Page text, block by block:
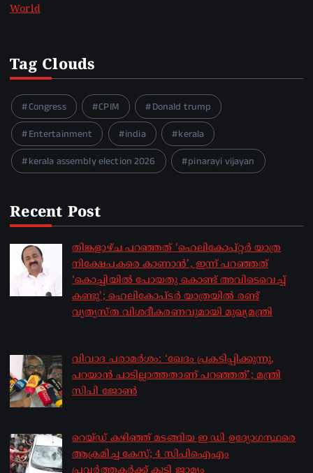
World
Tag Clouds
Congress CPIM
Donald trump
Entertainment
india
kerala
kerala assembly election 2026
pinarayi vijayan
Recent Post
തിങ്കളാഴ്ച പറഞ്ഞത് ‘ഹെലികോപ്റ്റർ യാത്ര
നിക്ഷേപകരെ കാണാൻ’, ഇന്ന് പറഞ്ഞത്
‘കൊച്ചിയിൽ പോയതു കൊണ്ട് അവിടെവെച്ച്
കണ്ടു’; ഹെലികോപ്ടർ യാത്രയിൽ രണ്ട്
വ്യത്യസ്ത വിശദീകരണവുമായി മുഖ്യമന്ത്രി
വിവാദ പരാമർശം: ‘ഖേദം പ്രകടിപ്പിക്കുന്നു,
പറയാൻ പാടില്ലാത്തതാണ് പറഞ്ഞത്’; മന്ത്രി
സിപി ജോൺ
റെയ്ഡ് കഴിഞ്ഞ് മടങ്ങിയ ഇ ഡി ഉദ്യോഗസ്ഥരെ
ആക്രമിച്ച കേസ്; 4 സിപിഐഎം
പ്രവർത്തകർക്ക് കൂടി ജാമ്യം